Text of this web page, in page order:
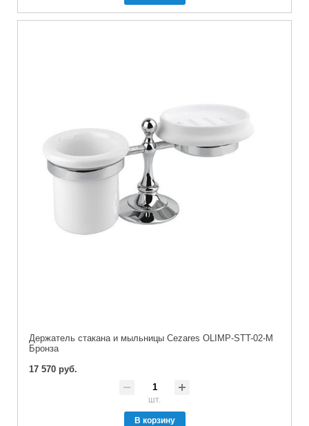
Держатель стакана и мыльницы Cezares OLIMP-STT-02-M
Бронза
17 570 руб.
шт.
В корзину